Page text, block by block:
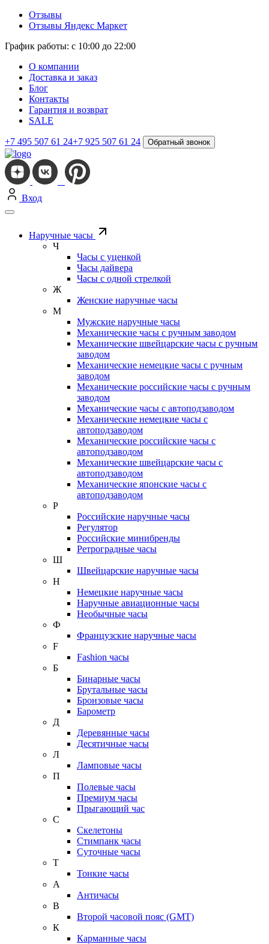
Отзывы
Отзывы Яндекс Маркет
График работы: с 10:00 до 22:00
О компании
Доставка и заказ
Блог
Контакты
Гарантия и возврат
SALE
+7 495 507 61 24+7 925 507 61 24 Обратный звонок
Вход
Наручные часы
Ч
Часы с уценкой
Часы дайвера
Часы с одной стрелкой
Ж
Женские наручные часы
М
Мужские наручные часы
Механические часы с ручным заводом
Механические швейцарские часы с ручным
заводом
Механические немецкие часы с ручным
заводом
Механические российские часы с ручным
заводом
Механические часы с автоподзаводом
Механические немецкие часы с
автоподзаводом
Механические российские часы с
автоподзаводом
Механические швейцарские часы с
автоподзаводом
Механические японские часы с
автоподзаводом
Р
Российские наручные часы
Регулятор
Российские минибренды
Ретроградные часы
Ш
Швейцарские наручные часы
Н
Немецкие наручные часы
Наручные авиационные часы
Необычные часы
Ф
Французские наручные часы
F
Fashion часы
Б
Бинарные часы
Брутальные часы
Бронзовые часы
Барометр
Д
Деревянные часы
Десятичные часы
Л
Ламповые часы
П
Полевые часы
Премиум часы
Прыгающий час
С
Скелетоны
Стимпанк часы
Суточные часы
Т
Тонкие часы
А
Античасы
В
Второй часовой пояс (GMT)
К
Карманные часы